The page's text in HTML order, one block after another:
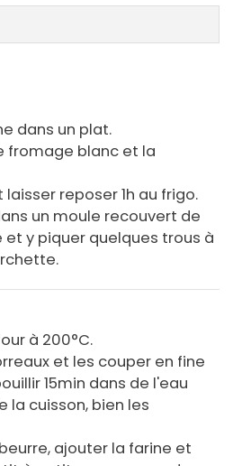
dans un plat.
fromage blanc et la
reposer 1h au frigo.
un moule recouvert de
et y piquer quelques trous à
à 200°C.
et les couper en fine
15min dans de l'eau
la cuisson, bien les
ajouter la farine et